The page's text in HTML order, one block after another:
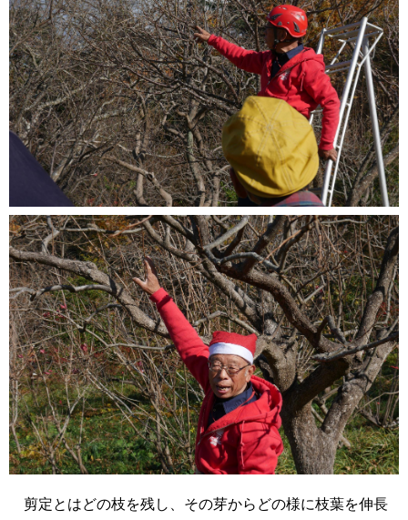
剪定とはどの枝を残し、その芽からどの様に枝葉を伸長